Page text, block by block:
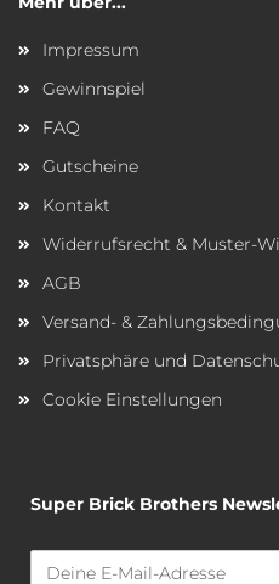
Impressum
Gewinnspiel
FAQ
Gutscheine
Kontakt
Widerrufsrecht & Muster-
AGB
Versand- &
Privatsphäre und
Cookie Einstellungen
Super Brick Brothers